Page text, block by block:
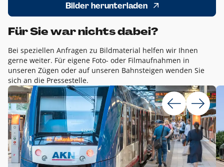
Bilder herunterladen
Für Sie war nichts dabei?
Bei speziellen Anfragen zu Bildmaterial helfen wir Ihnen
gerne weiter. Für eigene Foto- oder Filmaufnahmen in
unseren Zügen oder auf unseren Bahnsteigen wenden Sie
sich an die Pressestelle.